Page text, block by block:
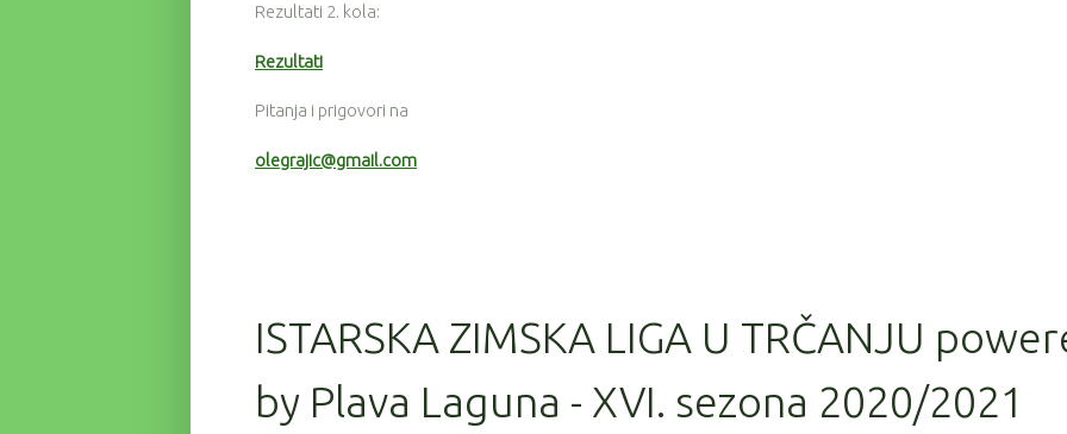
Rezultati 2. kola:
Rezultati
Pitanja i prigovori na
olegrajic@gmail.com
ISTARSKA ZIMSKA LIGA U TRČANJU
by Plava Laguna - XVI. sezona 2020/2021